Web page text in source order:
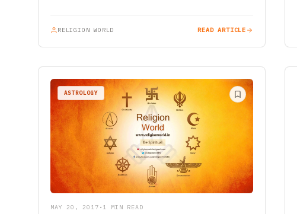
RELIGION WORLD READ ARTICLE
ASTROLOGY
MAY 20, 2017 • 1 MIN READ